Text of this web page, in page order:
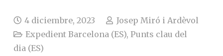
4 diciembre, 2023
Josep Miró i Ardèvol
Expedient Barcelona (ES),Punts clau del
dia (ES)